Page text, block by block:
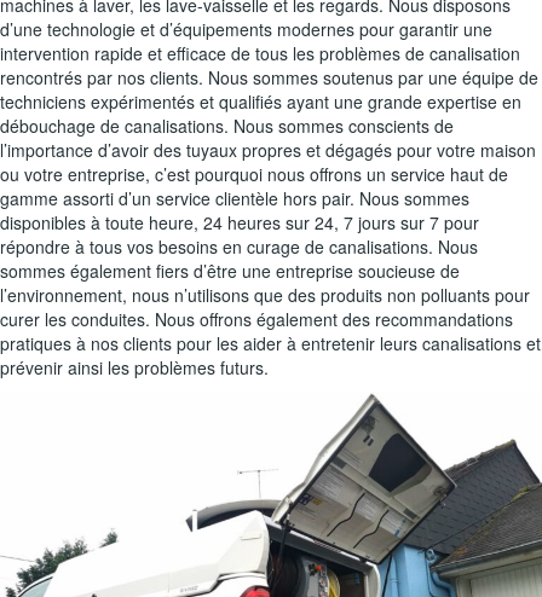
machines à laver, les lave-vaisselle et les regards. Nous disposons
d’une technologie et d’équipements modernes pour garantir une
intervention rapide et efficace de tous les problèmes de canalisation
rencontrés par nos clients. Nous sommes soutenus par une équipe de
techniciens expérimentés et qualifiés ayant une grande expertise en
débouchage de canalisations. Nous sommes conscients de
l’importance d’avoir des tuyaux propres et dégagés pour votre maison
ou votre entreprise, c’est pourquoi nous offrons un service haut de
gamme assorti d’un service clientèle hors pair. Nous sommes
disponibles à toute heure, 24 heures sur 24, 7 jours sur 7 pour
répondre à tous vos besoins en curage de canalisations. Nous
sommes également fiers d’être une entreprise soucieuse de
l’environnement, nous n’utilisons que des produits non polluants pour
curer les conduites. Nous offrons également des recommandations
pratiques à nos clients pour les aider à entretenir leurs canalisations et
prévenir ainsi les problèmes futurs.